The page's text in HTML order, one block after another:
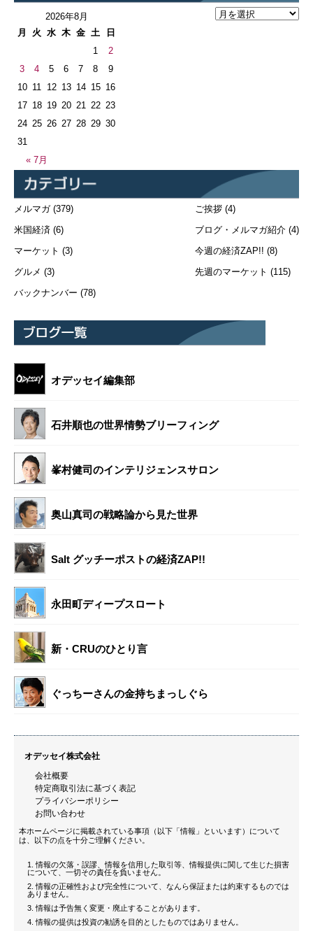
2026年8月
月
火 水 木 金 土 日
« 7月
1
2
3
4 5 6 7 8
9
10 11 12 13 14 15 16
17 18 19 20 21 22 23
24 25 26 27 28 29 30
31
メルマガ(379)
米国経済 (6)
マーケット (3)
グルメ (3)
バックナンバー (78)
ご挨拶 (4)
ブログ・メルマガ紹介 (4)
今週の経済ZAP!! (8)
先週のマーケット (115)
オデッセイ編集部
石井順也の世界情勢ブリーフィング
峯村健司のインテリジェンスサロン
奥山真司の戦略論から見た世界
Salt グッチーポストの経済ZAP!!
永田町ディープスロート
新・CRUのひとり言
ぐっちーさんの金持ちまっしぐら
オデッセイ株式会社
会社概要
特定商取引法に基づく表記
プライバシーポリシー
お問い合わせ
本ホームページに掲載されている事項（以下「情報」といいます）について
は、以下の点を十分ご理解ください。
情報の欠落・誤謬、情報を信用した取引等、情報提供に関して生じた損害
について、一切その責任を負いません。
情報の正確性および完全性について、なんら保証または約束するものでは
ありません。
情報は予告無く変更・廃止することがあります。
情報の提供は投資の勧誘を目的としたものではありません。